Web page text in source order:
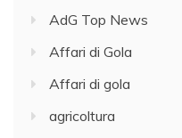
AdG Top News
Affari di Gola
Affari di gola
agricoltura